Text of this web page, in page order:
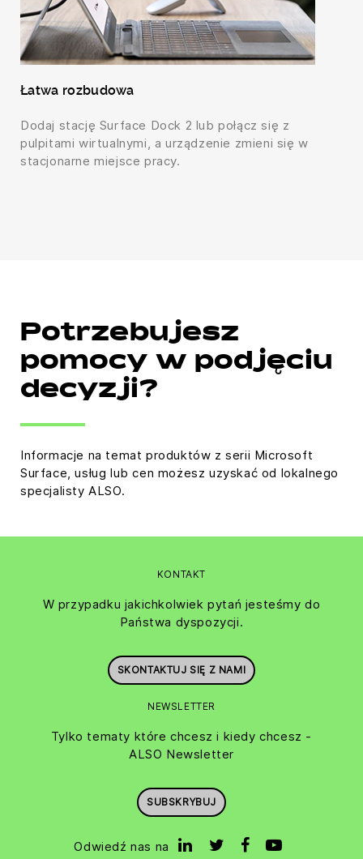
Łatwa rozbudowa
Dodaj stację Surface Dock 2 lub połącz się z
pulpitami wirtualnymi, a urządzenie zmieni się w
stacjonarne miejsce pracy.
Potrzebujesz
pomocy w podjęciu
decyzji?
Informacje na temat produktów z serii Microsoft
Surface, usług lub cen możesz uzyskać od lokalnego
specjalisty ALSO.
KONTAKT
W przypadku jakichkolwiek pytań jesteśmy do
Państwa dyspozycji.
SKONTAKTUJ SIĘ Z NAMI
NEWSLETTER
Tylko tematy które chcesz i kiedy chcesz -
ALSO Newsletter
SUBSKRYBUJ
Odwiedź nas na